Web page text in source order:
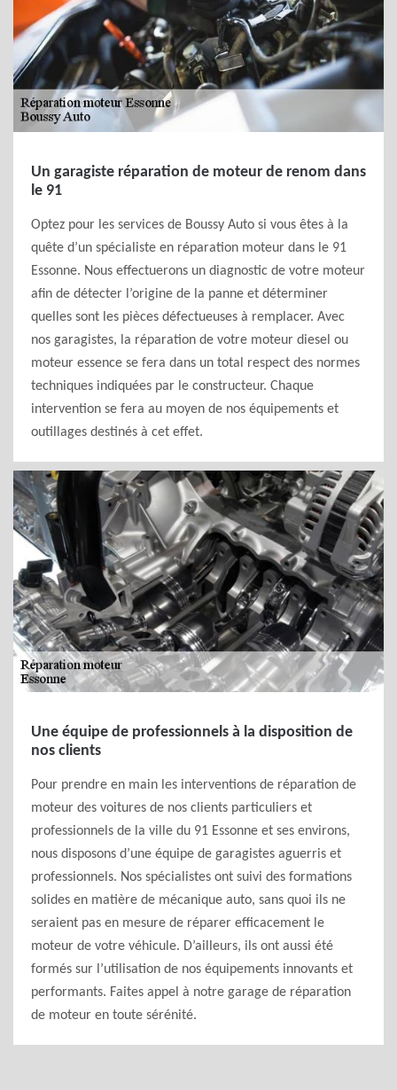
Un garagiste réparation de moteur de renom dans
le 91
Optez pour les services de Boussy Auto si vous êtes à la
quête d’un spécialiste en réparation moteur dans le 91
Essonne. Nous effectuerons un diagnostic de votre moteur
afin de détecter l’origine de la panne et déterminer
quelles sont les pièces défectueuses à remplacer. Avec
nos garagistes, la réparation de votre moteur diesel ou
moteur essence se fera dans un total respect des normes
techniques indiquées par le constructeur. Chaque
intervention se fera au moyen de nos équipements et
outillages destinés à cet effet.
Une équipe de professionnels à la disposition de
nos clients
Pour prendre en main les interventions de réparation de
moteur des voitures de nos clients particuliers et
professionnels de la ville du 91 Essonne et ses environs,
nous disposons d’une équipe de garagistes aguerris et
professionnels. Nos spécialistes ont suivi des formations
solides en matière de mécanique auto, sans quoi ils ne
seraient pas en mesure de réparer efficacement le
moteur de votre véhicule. D’ailleurs, ils ont aussi été
formés sur l’utilisation de nos équipements innovants et
performants. Faites appel à notre garage de réparation
de moteur en toute sérénité.